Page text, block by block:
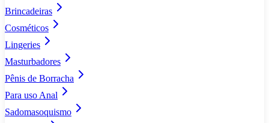
Brincadeiras
Cosméticos
Lingeries
Masturbadores
Pênis de Borracha
Para uso Anal
Sadomasoquismo